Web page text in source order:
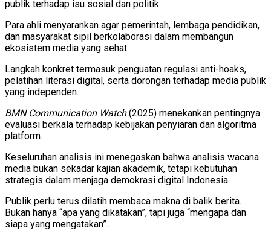
publik terhadap isu sosial dan politik.
Para ahli menyarankan agar pemerintah, lembaga pendidikan,
dan masyarakat sipil berkolaborasi dalam membangun
ekosistem media yang sehat.
Langkah konkret termasuk penguatan regulasi anti-hoaks,
pelatihan literasi digital, serta dorongan terhadap media publik
yang independen.
BMN Communication Watch(2025) menekankan pentingnya
evaluasi berkala terhadap kebijakan penyiaran dan algoritma
platform.
Keseluruhan analisis ini menegaskan bahwa analisis wacana
media bukan sekadar kajian akademik, tetapi kebutuhan
strategis dalam menjaga demokrasi digital Indonesia.
Publik perlu terus dilatih membaca makna di balik berita.
Bukan hanya “apa yang dikatakan”, tapi juga “mengapa dan
siapa yang mengatakan”.